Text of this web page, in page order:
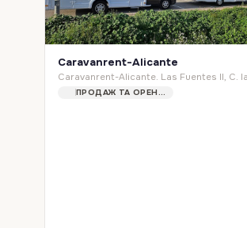
Caravanrent-Alicante
ПРОДАЖ ТА ОРЕНДА АВТО